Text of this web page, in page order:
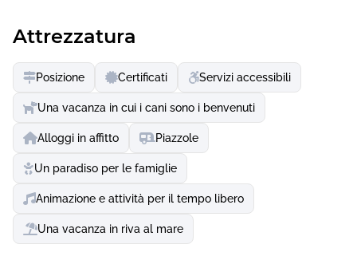
dromedari, canguri e molti altri animali in un "safari". Una
porterà nella città residenziale di Neustrelitz o nel centro
storico e nel grazioso porto di Waren an der Müritz.
Attrezzatura
Posizione Certificati Servizi accessibili
Una vacanza in cui i cani sono i benvenuti
Alloggi in affitto Piazzole
Un paradiso per le famiglie
Animazione e attività per il tempo libero
Una vacanza in riva al mare